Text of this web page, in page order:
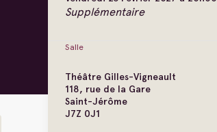
Supplémentaire
Salle
Théâtre Gilles-Vigneault
118, rue de la Gare
Saint-Jérôme
J7Z 0J1